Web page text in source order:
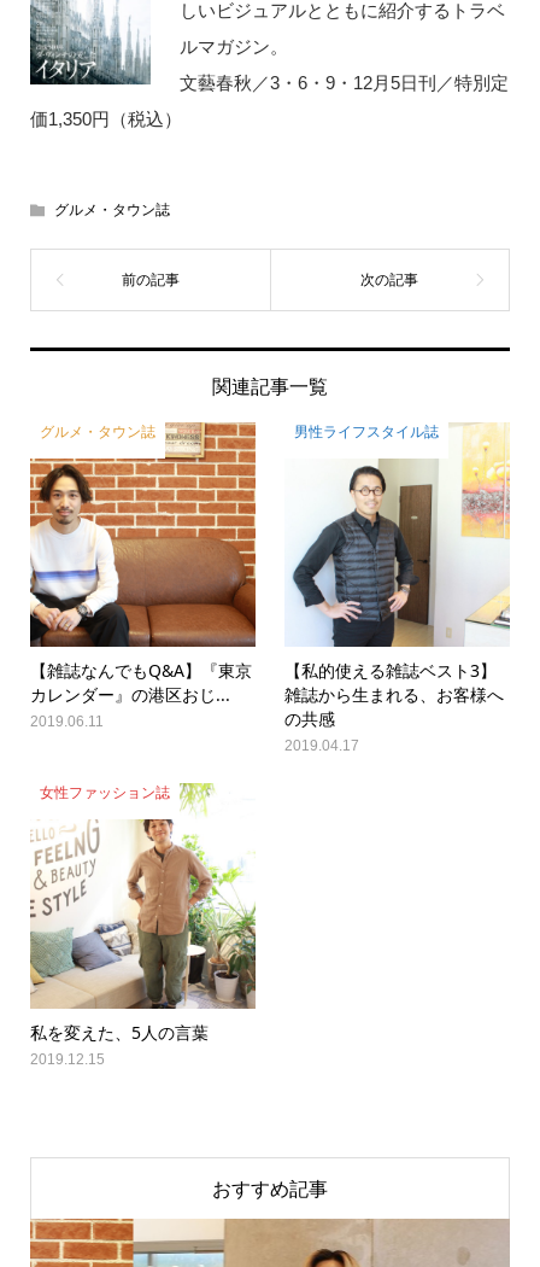
しいビジュアルとともに紹介するトラベ
ルマガジン。
文藝春秋／3・6・9・12月5日刊／特別定
価1,350円（税込）
グルメ・タウン誌
関連記事一覧
グルメ・タウン誌
【雑誌なんでもQ&A】『東京
カレンダー』の港区おじ...
2019.06.11
男性ライフスタイル誌
【私的使える雑誌ベスト3】
雑誌から生まれる、お客様へ
の共感
2019.04.17
女性ファッション誌
私を変えた、5人の言葉
2019.12.15
おすすめ記事